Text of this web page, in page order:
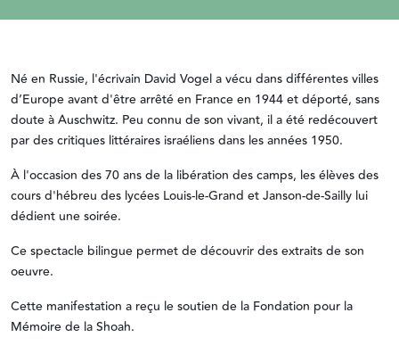
Né en Russie, l'écrivain David Vogel a vécu dans différentes villes
d’Europe avant d'être arrêté en France en 1944 et déporté, sans
doute à Auschwitz. Peu connu de son vivant, il a été redécouvert
par des critiques littéraires israéliens dans les années 1950.
À l'occasion des 70 ans de la libération des camps, les élèves des
cours d'hébreu des lycées Louis-le-Grand et Janson-de-Sailly lui
dédient une soirée.
Ce spectacle bilingue permet de découvrir des extraits de son
oeuvre.
Cette manifestation a reçu le soutien de la Fondation pour la
Mémoire de la Shoah.